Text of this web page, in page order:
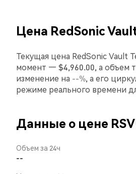
Цена RedSonic
Текущая цена RedSonic Vault
момент — $4,960.00, а объем
изменение на --%, а его
режиме реального времени
Данные о цене
Объем за 24ч
--